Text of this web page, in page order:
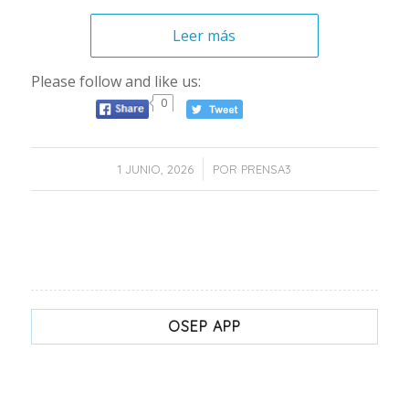
Leer más
Please follow and like us:
0
1 JUNIO, 2026
/ POR PRENSA3
OSEP APP